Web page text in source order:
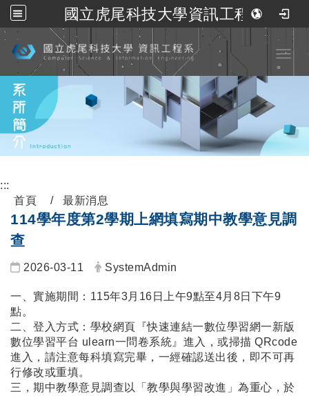
國立虎尾科技大學資訊工程系
跳到主要內容
:::
首頁
最新消息
114學年度第2學期上網填寫期中教學意見調
查
2026-03-11 SystemAdmin
一、實施期間：115年3月16日上午9點至4月8日下午9
點。
二、登入方式：學校網頁『快速連結一數位學習網一新版
數位學習平台 ulearn一問卷系統』進入，或掃描 QRcode
進入，請注意每科填寫完畢，一經確認送出後，即不可再
行修改或重填。
三，期中教學意見調查以「教學與學習改進」為重心，於